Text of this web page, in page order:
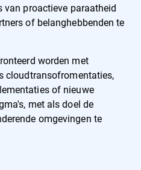
van proactieve paraatheid
of belanghebbenden te
worden met
cloudtransofromentaties,
of nieuwe
met als doel de
omgevingen te